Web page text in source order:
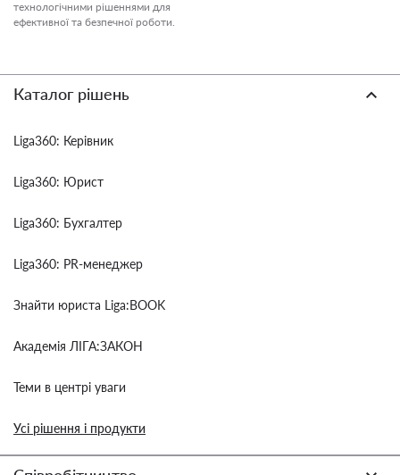
технологічними рішеннями для
ефективної та безпечної роботи.
Каталог рішень
Liga360: Керівник
Liga360: Юрист
Liga360: Бухгалтер
Liga360: PR-менеджер
Знайти юриста Liga:BOOK
Академія ЛІГА:ЗАКОН
Теми в центрі уваги
Усі рішення і продукти